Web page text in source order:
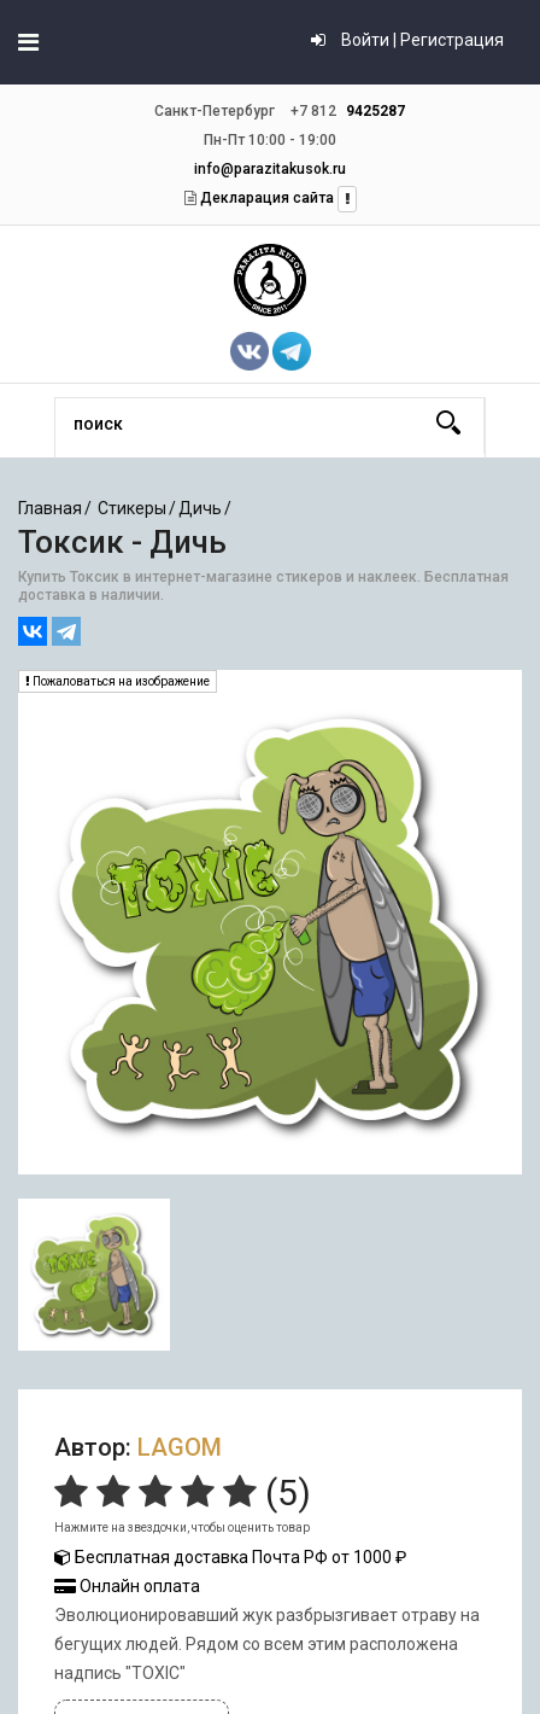
Войти | Регистрация
Санкт-Петербург +7 812
9425287
Пн-Пт 10:00 - 19:00
info@parazitakusok.ru
Декларация сайта
Главная Стикеры Дичь
Токсик - Дичь
Купить Токсик в интернет-магазине стикеров и наклеек. Бесплатная
доставка в наличии.
Пожаловаться на изображение
Автор: LAGOM
(5)
Нажмите на звездочки, чтобы оценить товар
Бесплатная доставка Почта РФ от 1000 ₽
Онлайн оплата
Эволюционировавший жук разбрызгивает отраву на
бегущих людей. Рядом со всем этим расположена
надпись "TOXIC"